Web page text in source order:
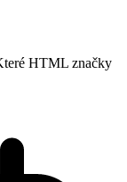
HTML značky